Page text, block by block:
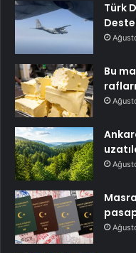
Türk
Bu